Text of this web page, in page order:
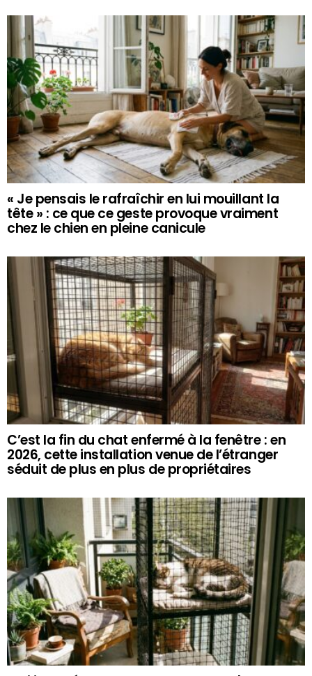
« Je pensais le rafraîchir en lui mouillant la
tête » : ce que ce geste provoque vraiment
chez le chien en pleine canicule
C’est la fin du chat enfermé à la fenêtre : en
2026, cette installation venue de l’étranger
séduit de plus en plus de propriétaires